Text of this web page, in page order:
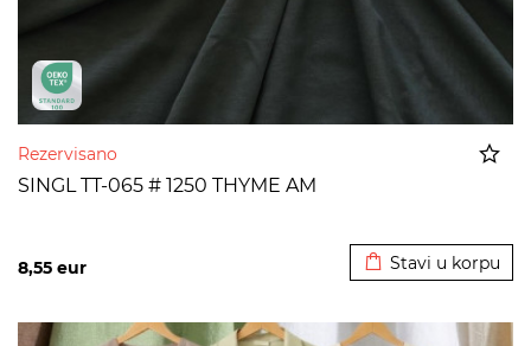
Rezervisano
SINGL TT-065 # 1250 THYME AM
8,55 eur Stavi u korpu